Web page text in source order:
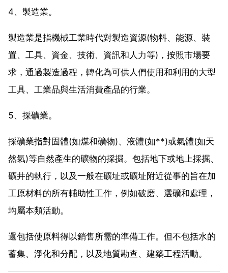
4、製造業。
製造業是指機械工業時代對製造資源(物料、能源、裝
置、工具、資金、技術、資訊和人力等)，按照市場要
求，通過製造過程，轉化為可供人們使用和利用的大型
工具、工業品與生活消費產品的行業。
5、採礦業。
採礦業指對固體(如煤和礦物)、液體(如**)或氣體(如天
然氣)等自然產生的礦物的採掘。包括地下或地上採掘、
礦井的執行，以及一般在礦址或礦址附近從事的旨在加
工原材料的所有輔助性工作，例如破磨、選礦和處理，
均屬本類活動。
還包括使原料得以銷售所需的準備工作。但不包括水的
蓄集、淨化和分配，以及地質勘查、建築工程活動。